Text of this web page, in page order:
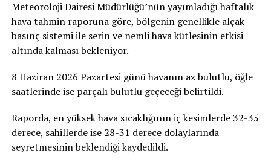
projesine destek olmaya davet ediyoruz” dedi.
Birçok Meslek Dalında Eğitim Verilecek
Merkezi’nde terzilik, ayakkabıcılık, kaynakçılık,
tesisatçılık, robotik kodlama, oto elektrik, oto kaporta,
verilmesi planlanıyor. Merkezin, KKTC’nin mesleki
eğitim altyapısına önemli katkılar sağlaması ve
gençlerin istihdam olanaklarını artırması hedefleniyor.
Meteoroloji Dairesi Müdürlüğü’nün yayımladığı haftalık
hava tahmin raporuna göre, bölgenin genellikle alçak
basınç sistemi ile serin ve nemli hava kütlesinin etkisi
altında kalması bekleniyor.
8 Haziran 2026 Pazartesi günü havanın az bulutlu, öğle
saatlerinde ise parçalı bulutlu geçeceği belirtildi.
Raporda, en yüksek hava sıcaklığının iç kesimlerde 32-35
derece, sahillerde ise 28-31 derece dolaylarında
seyretmesinin beklendiği kaydedildi.